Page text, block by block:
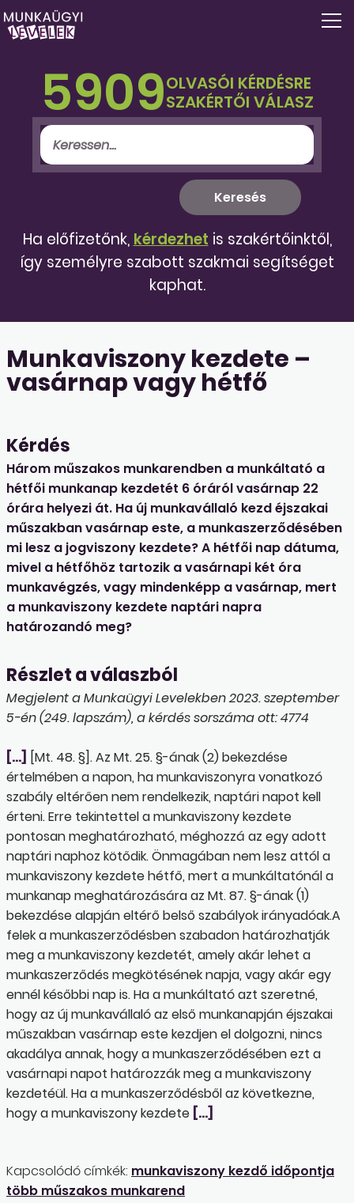
5909OLVASÓI KÉRDÉSRE
SZAKÉRTŐI VÁLASZ
Ha előfizetőnk, kérdezhet is szakértőinktől,
így személyre szabott szakmai segítséget
kaphat.
Munkaviszony kezdete –
vasárnap vagy hétfő
Kérdés
Három műszakos munkarendben a munkáltató a
hétfői munkanap kezdetét 6 óráról vasárnap 22
órára helyezi át. Ha új munkavállaló kezd éjszakai
műszakban vasárnap este, a munkaszerződésében
mi lesz a jogviszony kezdete? A hétfői nap dátuma,
mivel a hétfőhöz tartozik a vasárnapi két óra
munkavégzés, vagy mindenképp a vasárnap, mert
a munkaviszony kezdete naptári napra
határozandó meg?
Részlet a válaszból
Megjelent a Munkaügyi Levelekben 2023. szeptember
5-én (249. lapszám), a kérdés sorszáma ott: 4774
[…] [Mt. 48. §]. Az Mt. 25. §-ának (2) bekezdése
értelmében a napon, ha munkaviszonyra vonatkozó
szabály eltérően nem rendelkezik, naptári napot kell
érteni. Erre tekintettel a munkaviszony kezdete
pontosan meghatározható, méghozzá az egy adott
naptári naphoz kötődik. Önmagában nem lesz attól a
munkaviszony kezdete hétfő, mert a munkáltatónál a
munkanap meghatározására az Mt. 87. §-ának (1)
bekezdése alapján eltérő belső szabályok irányadóak.A
felek a munkaszerződésben szabadon határozhatják
meg a munkaviszony kezdetét, amely akár lehet a
munkaszerződés megkötésének napja, vagy akár egy
ennél későbbi nap is. Ha a munkáltató azt szeretné,
hogy az új munkavállaló az első munkanapján éjszakai
műszakban vasárnap este kezdjen el dolgozni, nincs
akadálya annak, hogy a munkaszerződésében ezt a
vasárnapi napot határozzák meg a munkaviszony
kezdetéül. Ha a munkaszerződésből az következne,
hogy a munkaviszony kezdete […]
Kapcsolódó címkék: munkaviszony kezdő időpontja
több műszakos munkarend